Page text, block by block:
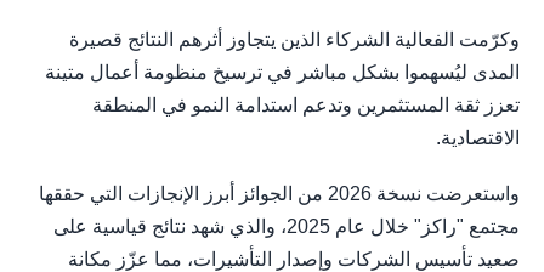
وكرّمت الفعالية الشركاء الذين يتجاوز أثرهم النتائج قصيرة
المدى ليُسهموا بشكل مباشر في ترسيخ منظومة أعمال متينة
تعزز ثقة المستثمرين وتدعم استدامة النمو في المنطقة
الاقتصادية.
واستعرضت نسخة 2026 من الجوائز أبرز الإنجازات التي حققها
مجتمع "راكز" خلال عام 2025، والذي شهد نتائج قياسية على
صعيد تأسيس الشركات وإصدار التأشيرات، مما عزّز مكانة